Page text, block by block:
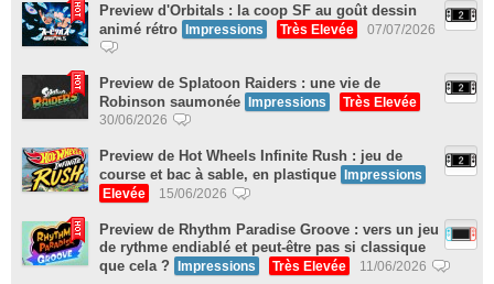
Preview d'Orbitals : la coop SF au goût dessin
animé rétro Impressions Très Elevée 07/07/2026
Preview de Splatoon Raiders : une vie de
Robinson saumonée Impressions
Très Elevée
30/06/2026
Preview de Hot Wheels Infinite Rush : jeu de
course et bac à sable, en plastique Impressions
Elevée
15/06/2026
Preview de Rhythm Paradise Groove : vers un jeu
de rythme endiablé et peut-être pas si classique
que cela ?
Impressions Très Elevée 11/06/2026